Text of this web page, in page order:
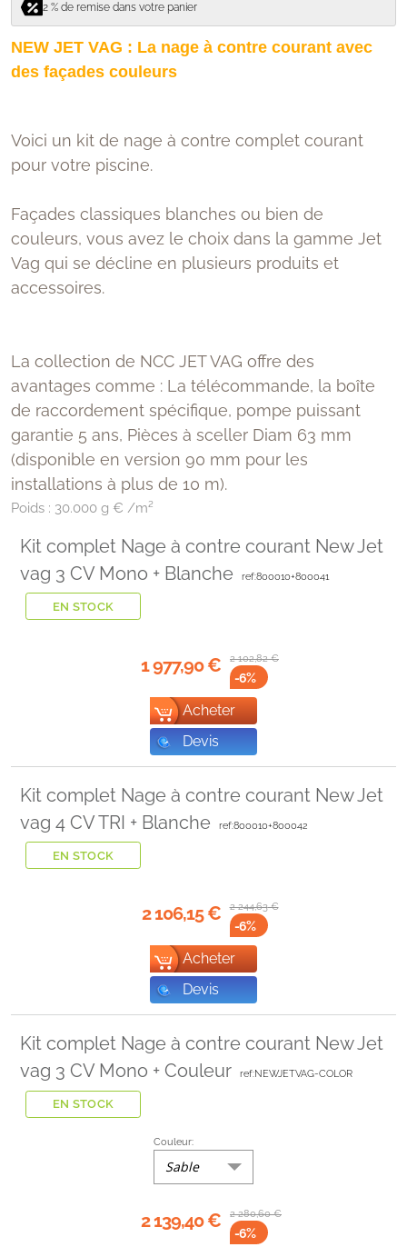
2 % de remise dans votre panier
NEW JET VAG : La nage à contre courant avec
des façades couleurs
Voici un kit de nage à contre complet courant
pour votre piscine.
Façades classiques blanches ou bien de
couleurs, vous avez le choix dans la gamme Jet
Vag qui se décline en plusieurs produits et
accessoires.
La collection de NCC JET VAG offre des
avantages comme : La télécommande, la boîte
de raccordement spécifique, pompe puissant
garantie 5 ans, Pièces à sceller Diam 63 mm
(disponible en version 90 mm pour les
installations à plus de 10 m).
Poids : 30.000 g € /m²
Kit complet Nage à contre courant New Jet
vag 3 CV Mono + Blanche
ref:800010+800041
EN STOCK
1 977,90€ 2 102,82€
-6%
Acheter
Devis
Kit complet Nage à contre courant New Jet
vag 4 CV TRI + Blanche
ref:800010+800042
EN STOCK
2 106,15€ 2 244,63€
-6%
Acheter
Devis
Kit complet Nage à contre courant New Jet
vag 3 CV Mono + Couleur
ref:NEWJETVAG-COLOR
EN STOCK
Couleur:
Sable
2 139,40€ 2 280,60€
-6%